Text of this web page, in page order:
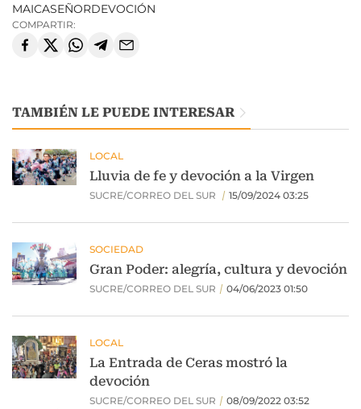
MAICASEÑORDEVOCIÓN
COMPARTIR:
TAMBIÉN LE PUEDE INTERESAR